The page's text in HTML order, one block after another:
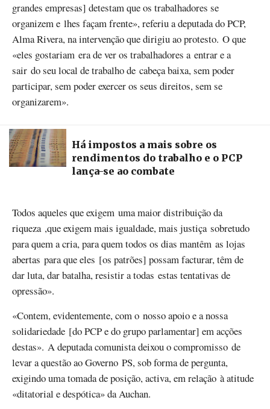
grandes empresas] detestam que os trabalhadores se
organizem e lhes façam frente», referiu a deputada do PCP,
Alma Rivera, na intervenção que dirigiu ao protesto. O que
«eles gostariam era de ver os trabalhadores a entrar e a
sair do seu local de trabalho de cabeça baixa, sem poder
participar, sem poder exercer os seus direitos, sem se
organizarem».
Há impostos a mais sobre os
rendimentos do trabalho e o PCP
lança-se ao combate
Todos aqueles que exigem uma maior distribuição da
riqueza ,que exigem mais igualdade, mais justiça sobretudo
para quem a cria, para quem todos os dias mantêm as lojas
abertas para que eles [os patrões] possam facturar, têm de
dar luta, dar batalha, resistir a todas estas tentativas de
opressão».
«Contem, evidentemente, com o nosso apoio e a nossa
solidariedade [do PCP e do grupo parlamentar] em acções
destas». A deputada comunista deixou o compromisso de
levar a questão ao Governo PS, sob forma de pergunta,
exigindo uma tomada de posição, activa, em relação à atitude
«ditatorial e despótica» da Auchan.